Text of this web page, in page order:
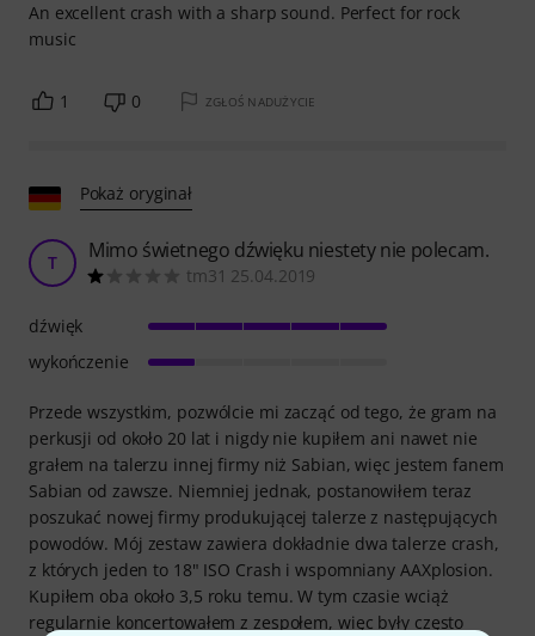
An excellent crash with a sharp sound. Perfect for rock
music
1 0 ZGŁOŚ NADUŻYCIE
Pokaż oryginał
T Mimo świetnego dźwięku niestety nie polecam.
tm31 25.04.2019
Przede wszystkim, pozwólcie mi zacząć od tego, że gram na
perkusji od około 20 lat i nigdy nie kupiłem ani nawet nie
grałem na talerzu innej firmy niż Sabian, więc jestem fanem
Sabian od zawsze. Niemniej jednak, postanowiłem teraz
poszukać nowej firmy produkującej talerze z następujących
powodów. Mój zestaw zawiera dokładnie dwa talerze crash,
z których jeden to 18" ISO Crash i wspomniany AAXplosion.
Kupiłem oba około 3,5 roku temu. W tym czasie wciąż
regularnie koncertowałem z zespołem, więc były często
dźwięk
wykończenie